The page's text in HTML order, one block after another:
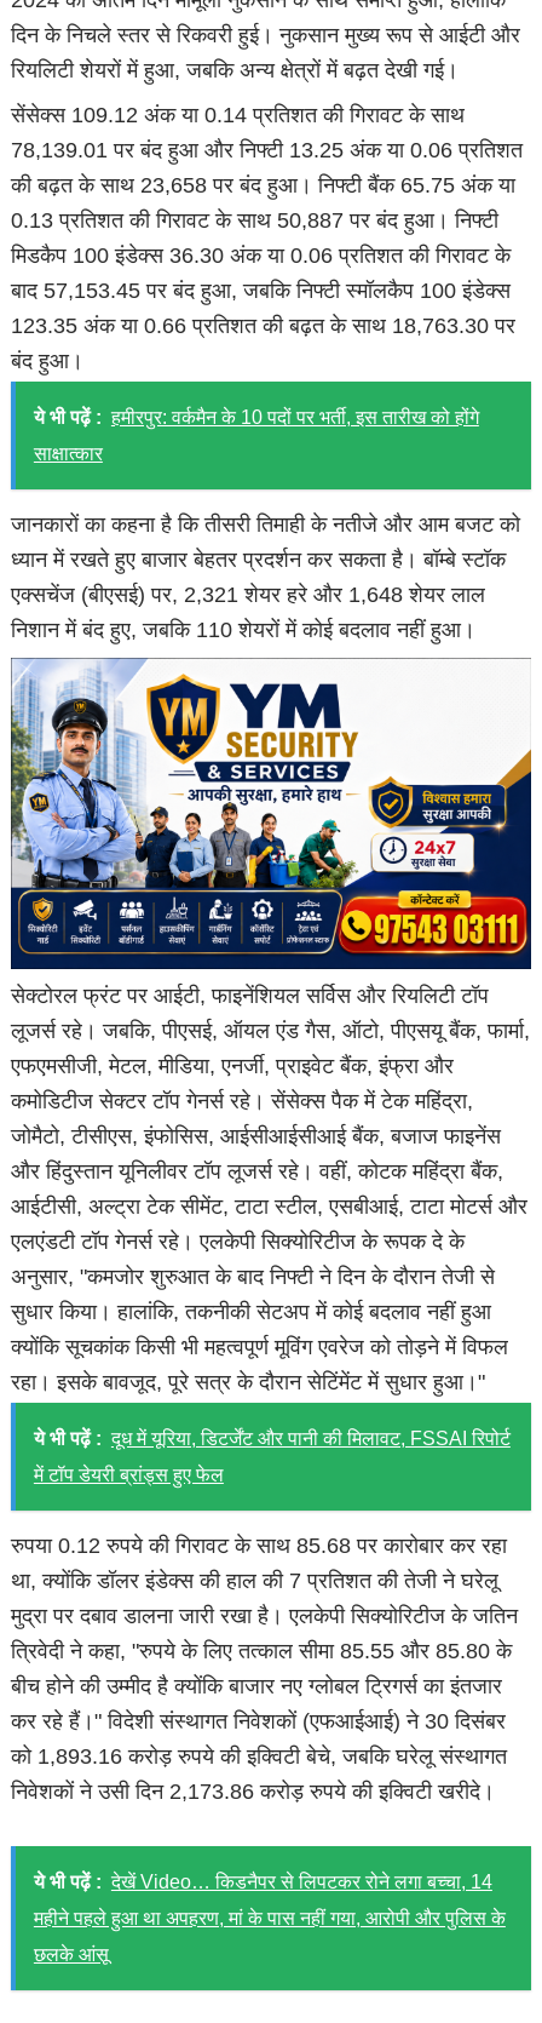
दिन के निचले स्तर से रिकवरी हुई। नुकसान मुख्य रूप से आईटी और
रियलिटी शेयरों में हुआ, जबकि अन्य क्षेत्रों में बढ़त देखी गई।
सेंसेक्स 109.12 अंक या 0.14 प्रतिशत की गिरावट के साथ
78,139.01 पर बंद हुआ और निफ्टी 13.25 अंक या 0.06 प्रतिशत
की बढ़त के साथ 23,658 पर बंद हुआ। निफ्टी बैंक 65.75 अंक या
0.13 प्रतिशत की गिरावट के साथ 50,887 पर बंद हुआ। निफ्टी
मिडकैप 100 इंडेक्स 36.30 अंक या 0.06 प्रतिशत की गिरावट के
बाद 57,153.45 पर बंद हुआ, जबकि निफ्टी स्मॉलकैप 100 इंडेक्स
123.35 अंक या 0.66 प्रतिशत की बढ़त के साथ 18,763.30 पर
बंद हुआ।
ये भी पढ़ें : हमीरपुर: वर्कमैन के 10 पदों पर भर्ती, इस तारीख को होंगे
साक्षात्कार
जानकारों का कहना है कि तीसरी तिमाही के नतीजे और आम बजट को
ध्यान में रखते हुए बाजार बेहतर प्रदर्शन कर सकता है। बॉम्बे स्टॉक
एक्सचेंज (बीएसई) पर, 2,321 शेयर हरे और 1,648 शेयर लाल
निशान में बंद हुए, जबकि 110 शेयरों में कोई बदलाव नहीं हुआ।
सेक्टोरल फ्रंट पर आईटी, फाइनेंशियल सर्विस और रियलिटी टॉप
लूजर्स रहे। जबकि, पीएसई, ऑयल एंड गैस, ऑटो, पीएसयू बैंक, फार्मा,
एफएमसीजी, मेटल, मीडिया, एनर्जी, प्राइवेट बैंक, इंफ्रा और
कमोडिटीज सेक्टर टॉप गेनर्स रहे। सेंसेक्स पैक में टेक महिंद्रा,
जोमैटो, टीसीएस, इंफोसिस, आईसीआईसीआई बैंक, बजाज फाइनेंस
और हिंदुस्तान यूनिलीवर टॉप लूजर्स रहे। वहीं, कोटक महिंद्रा बैंक,
आईटीसी, अल्ट्रा टेक सीमेंट, टाटा स्टील, एसबीआई, टाटा मोटर्स और
एलएंडटी टॉप गेनर्स रहे। एलकेपी सिक्योरिटीज के रूपक दे के
अनुसार, "कमजोर शुरुआत के बाद निफ्टी ने दिन के दौरान तेजी से
सुधार किया। हालांकि, तकनीकी सेटअप में कोई बदलाव नहीं हुआ
क्योंकि सूचकांक किसी भी महत्वपूर्ण मूविंग एवरेज को तोड़ने में विफल
रहा। इसके बावजूद, पूरे सत्र के दौरान सेटिंमेंट में सुधार हुआ।"
ये भी पढ़ें : दूध में यूरिया, डिटर्जेंट और पानी की मिलावट, FSSAI रिपोर्ट
में टॉप डेयरी ब्रांड्स हुए फेल
रुपया 0.12 रुपये की गिरावट के साथ 85.68 पर कारोबार कर रहा
था, क्योंकि डॉलर इंडेक्स की हाल की 7 प्रतिशत की तेजी ने घरेलू
मुद्रा पर दबाव डालना जारी रखा है। एलकेपी सिक्योरिटीज के जतिन
त्रिवेदी ने कहा, "रुपये के लिए तत्काल सीमा 85.55 और 85.80 के
बीच होने की उम्मीद है क्योंकि बाजार नए ग्लोबल ट्रिगर्स का इंतजार
कर रहे हैं।" विदेशी संस्थागत निवेशकों (एफआईआई) ने 30 दिसंबर
को 1,893.16 करोड़ रुपये की इक्विटी बेचे, जबकि घरेलू संस्थागत
निवेशकों ने उसी दिन 2,173.86 करोड़ रुपये की इक्विटी खरीदे।
ये भी पढ़ें : देखें Video… किडनैपर से लिपटकर रोने लगा बच्चा, 14
महीने पहले हुआ था अपहरण, मां के पास नहीं गया, आरोपी और पुलिस के
छलके आंसू